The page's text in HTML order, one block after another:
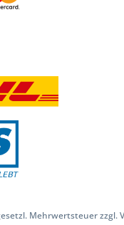
Mehrwertsteuer zzgl.